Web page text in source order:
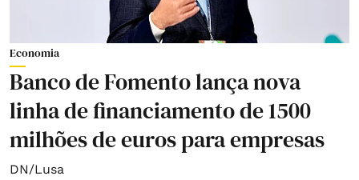
Economia
Banco de Fomento lança nova
linha de financiamento de 1500
milhões de euros para empresas
DN/Lusa